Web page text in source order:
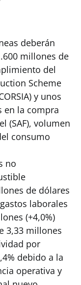
deberán
millones de
del
Scheme
y unos
en la compra
(SAF), volumen
consumo
no
de dólares
laborales
(+4,0%)
3,33 millones
por
debido a la
operativa y